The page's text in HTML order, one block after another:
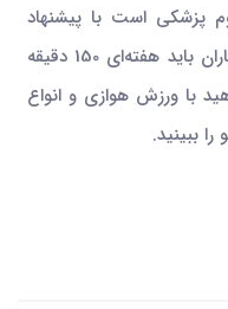
پزشکی است با پیشنهاد
ورزش‌های هوازی تأکید می‌کند که بیماران باید هفته‌ای 150 دقیقه
با ورزش هوازی و انواع
ببینید.